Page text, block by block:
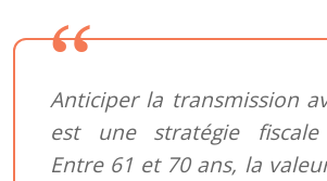
Anticiper la transmission
est une stratégie fiscale
Entre 61 et 70 ans, la